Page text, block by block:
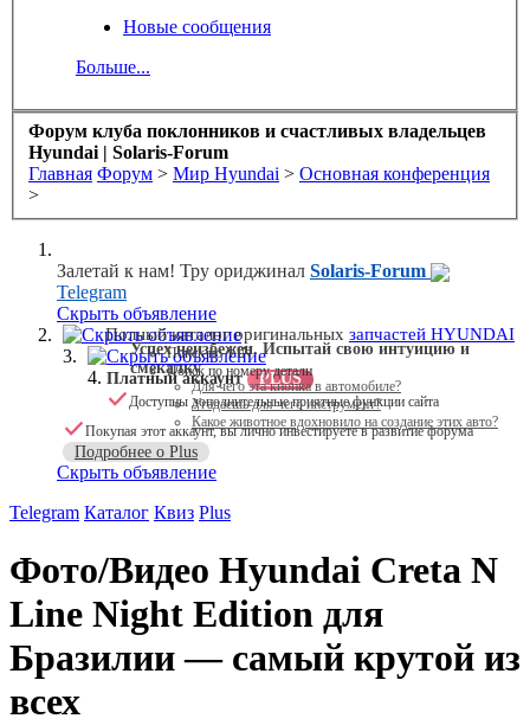
Новые сообщения
Больше...
Форум клуба поклонников и счастливых владельцев
Hyundai | Solaris-Forum
Главная Форум > Мир Hyundai > Основная конференция
>
Залетай к нам! Тру ориджинал Solaris-Forum
Telegram
Скрыть объявление
Полный каталог оригинальных запчастей HYUNDAI
Поиск по VIN
Поиск по номеру детали
Скрыть объявление
Успех неизбежен. Испытай свою интуицию и
смекалку
Для чего эта кнопка в автомобиле?
Угадаешь для чего инструмент?
Какое животное вдохновило на создание этих авто?
Скрыть объявление
Платный аккаунт PLUS
Доступны дополнительные приятные функции сайта
Покупая этот аккаунт, вы лично инвестируете в развитие форума
Подробнее о Plus
Скрыть объявление
Telegram Каталог Квиз Plus
Фото/Видео Hyundai Creta N
Line Night Edition для
Бразилии — самый крутой из
всех